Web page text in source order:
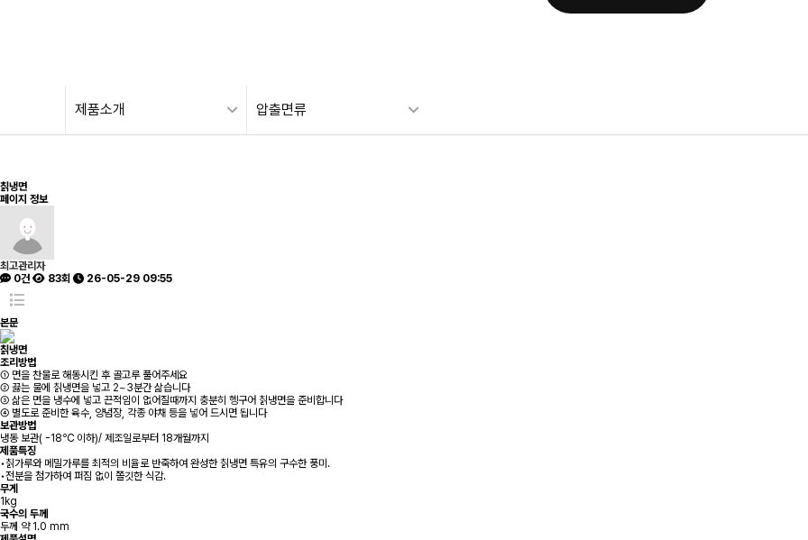
제품소개 압출면류
칡냉면
페이지 정보
최고관리자
0건
83회 26-05-29 09:55
본문
칡냉면
조리방법
① 면을 찬물로 해동시킨 후 골고루 풀어주세요
② 끓는 물에 칡냉면을 넣고 2~3분간 삶습니다
③ 삶은 면을 냉수에 넣고 끈적임이 없어질때까지 충분히 헹구어 칡냉면을 준비합니다
④ 별도로 준비한 육수, 양념장, 각종 야채 등을 넣어 드시면 됩니다
보관방법
냉동 보관( -18℃ 이하)/ 제조일로부터 18개월까지
제품특징
•칡가루와 메밀가루를 최적의 비율로 반죽하여 완성한 칡냉면 특유의 구수한 풍미.
•전분을 첨가하여 퍼짐 없이 쫄깃한 식감.
무게
1kg
국수의 두께
두께 약 1.0 mm